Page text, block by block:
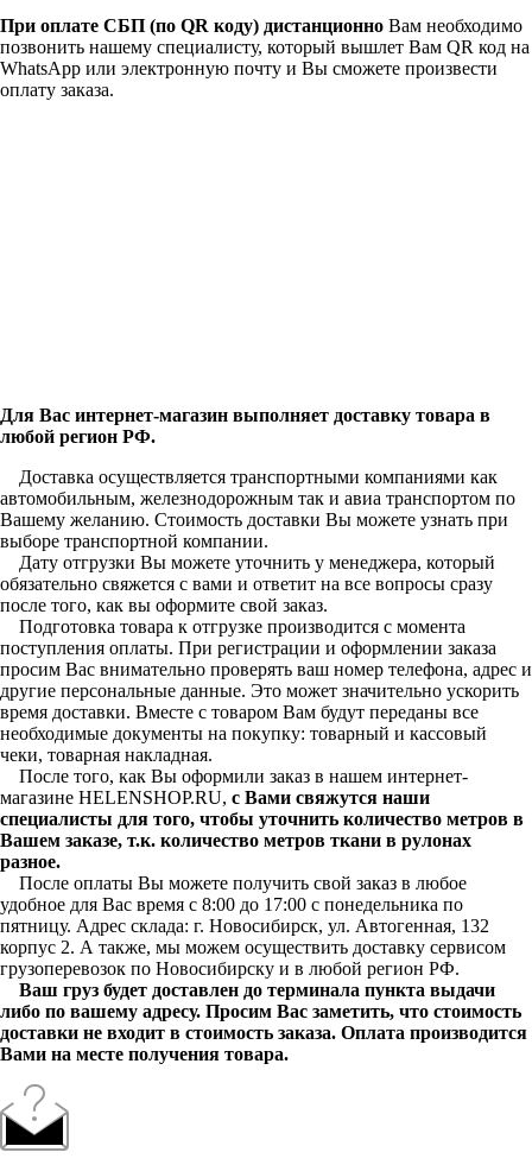
При оплате СБП (по QR коду) дистанционно Вам необходимо
позвонить нашему специалисту, который вышлет Вам QR код на
WhatsApp или электронную почту и Вы сможете произвести
оплату заказа.
Для Вас интернет-магазин выполняет доставку товара в
любой регион РФ.
Доставка осуществляется транспортными компаниями как
автомобильным, железнодорожным так и авиа транспортом по
Вашему желанию. Стоимость доставки Вы можете узнать при
выборе транспортной компании.
Дату отгрузки Вы можете уточнить у менеджера, который
обязательно свяжется с вами и ответит на все вопросы сразу
после того, как вы оформите свой заказ.
Подготовка товара к отгрузке производится с момента
поступления оплаты. При регистрации и оформлении заказа
просим Вас внимательно проверять ваш номер телефона, адрес и
другие персональные данные. Это может значительно ускорить
время доставки. Вместе с товаром Вам будут переданы все
необходимые документы на покупку: товарный и кассовый
чеки, товарная накладная.
После того, как Вы оформили заказ в нашем интернет-
магазине HELENSHOP.RU, с Вами свяжутся наши
специалисты для того, чтобы уточнить количество метров в
Вашем заказе, т.к. количество метров ткани в рулонах
разное.
После оплаты Вы можете получить свой заказ в любое
удобное для Вас время с 8:00 до 17:00 с понедельника по
пятницу. Адрес склада: г. Новосибирск, ул. Автогенная, 132
корпус 2. А также, мы можем осуществить доставку сервисом
грузоперевозок по Новосибирску и в любой регион РФ.
Ваш груз будет доставлен до терминала пункта выдачи
либо по вашему адресу. Просим Вас заметить, что стоимость
доставки не входит в стоимость заказа. Оплата производится
Вами на месте получения товара.